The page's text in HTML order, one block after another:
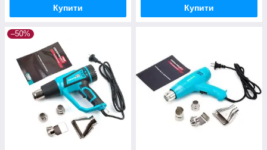
Купити Купити
–50%